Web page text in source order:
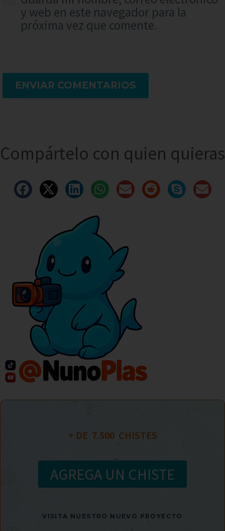
y web en este navegador para la
próxima vez que comente.
ENVIAR COMENTARIOS
Compártelo con quien quieras
+ DE 7.500
  CHISTES
AGREGA UN CHISTE
VISITA NUESTRO NUEVO PROYECTO